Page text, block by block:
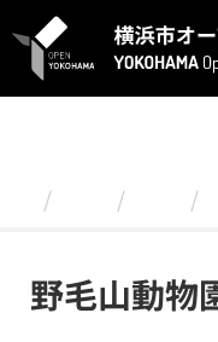
キ
野毛山動物